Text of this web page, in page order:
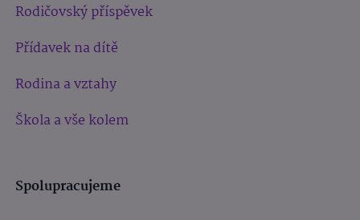
Rodičovský příspěvek
Přídavek na dítě
Rodina a vztahy
Škola a vše kolem
Spolupracujeme